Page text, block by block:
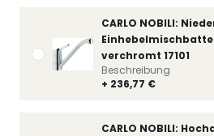
CARLO NOBILI:
verchromt 17101
+ 236,77 €
Beschreibung
CARLO NOBILI: